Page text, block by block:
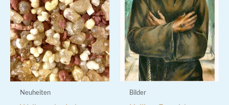
Neuheiten Bilder